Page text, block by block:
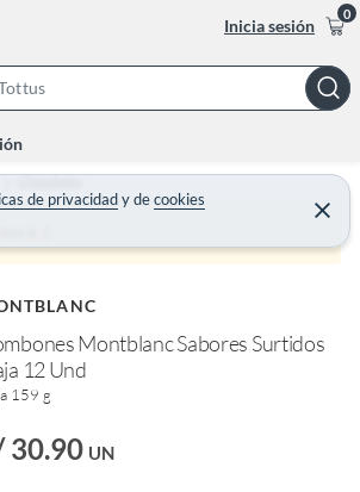
Inicia sesión
0
h
de privacidadydecookies
C
e
r
Chocolates
:(
Montblanc Sabores Surtidos
12 Und
159 g
30.90 UN